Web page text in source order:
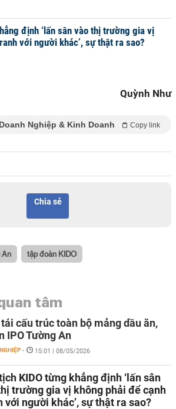
định ‘lấn sân vào thị trường gia vị
với người khác’, sự thật ra sao?
Quỳnh Như
Doanh Nghiệp & Kinh Doanh Copy link
Chia sẻ
tập đoàn KIDO
tâm
cấu trúc toàn bộ mảng dầu ăn,
IPO Tường An
- 15:01 | 08/05/2026
KIDO từng khẳng định ‘lấn sân
trường gia vị không phải để cạnh
với người khác’, sự thật ra sao?